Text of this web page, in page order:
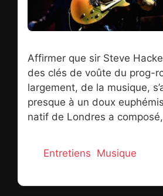
Affirmer que sir Steve
des clés de voûte du prog-
largement, de la musique,
presque à un doux
natif de Londres a
postérité. Entre 1971 et
Cryme » à « Wind &
Catégories
Entretiens Musique